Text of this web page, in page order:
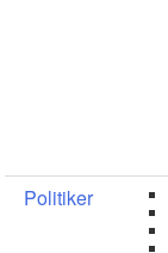
Politiker